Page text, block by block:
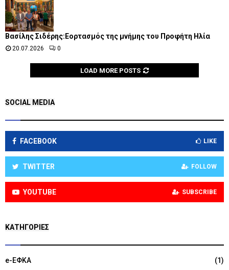
Βασίλης Σιδέρης:Εορτασμός της μνήμης του Προφήτη Ηλία
20.07.2026 0
LOAD MORE POSTS
SOCIAL MEDIA
FACEBOOK LIKE
TWITTER FOLLOW
YOUTUBE SUBSCRIBE
KΑΤΗΓΟΡΊΕΣ
e-ΕΦΚΑ
(1)